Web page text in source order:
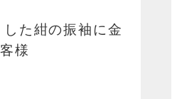
た紺の振袖に金
様